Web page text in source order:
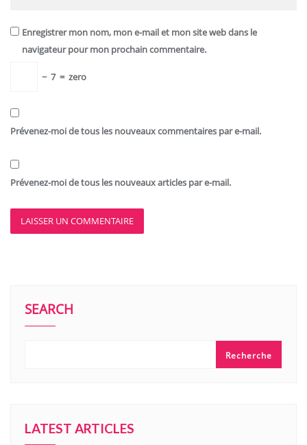
Enregistrer mon nom, mon e-mail et mon site web dans le
navigateur pour mon prochain commentaire.
− 7 = zero
Prévenez-moi de tous les nouveaux commentaires par e-mail.
Prévenez-moi de tous les nouveaux articles par e-mail.
SEARCH
Recherche
LATEST ARTICLES